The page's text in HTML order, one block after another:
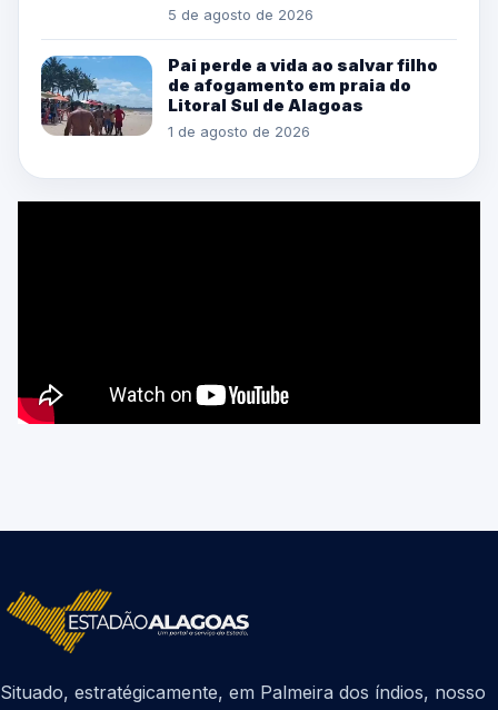
5 de agosto de 2026
Pai perde a vida ao salvar filho
de afogamento em praia do
Litoral Sul de Alagoas
1 de agosto de 2026
Situado, estratégicamente, em Palmeira dos índios, nosso